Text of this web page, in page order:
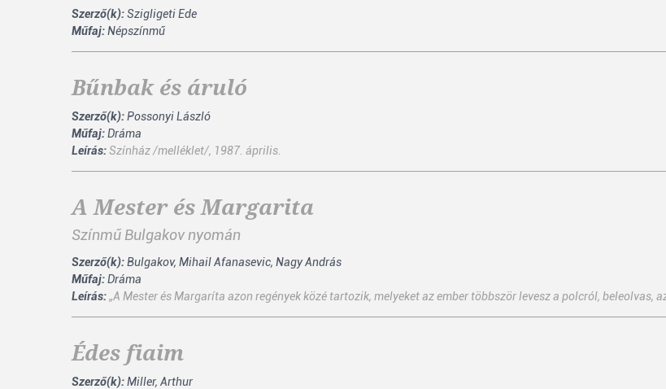
Szerző(k):Szigligeti Ede
Műfaj:Népszínmű
Bűnbak és áruló
Szerző(k):Possonyi László
Műfaj:Dráma
Leírás:Színház /melléklet/, 1987. április.
A Mester és Margarita
Színmű Bulgakov nyomán
Szerző(k):Bulgakov, Mihail Afanasevic, Nagy András
Műfaj:Dráma
Leírás:„A Mester és Margaríta azon regények közé tartozik, melyeket az ember többször levesz a polcról, beleolvas,
Édes fiaim
Szerző(k):Miller, Arthur